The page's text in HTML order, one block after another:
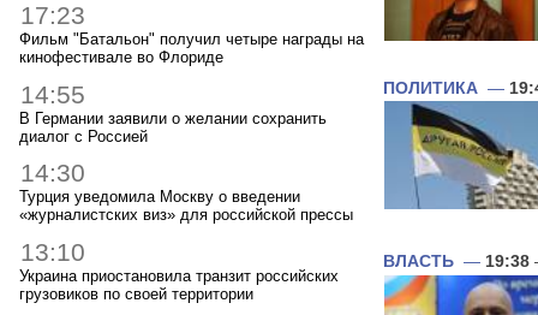
17:23
Фильм "Батальон" получил четыре награды на
кинофестивале во Флориде
14:55
В Германии заявили о желании сохранить
диалог с Россией
14:30
Турция уведомила Москву о введении
«журналистских виз» для российской прессы
13:10
Украина приостановила транзит российских
грузовиков по своей территории
ПОЛИТИКА —
ВЛАСТЬ — 19:38